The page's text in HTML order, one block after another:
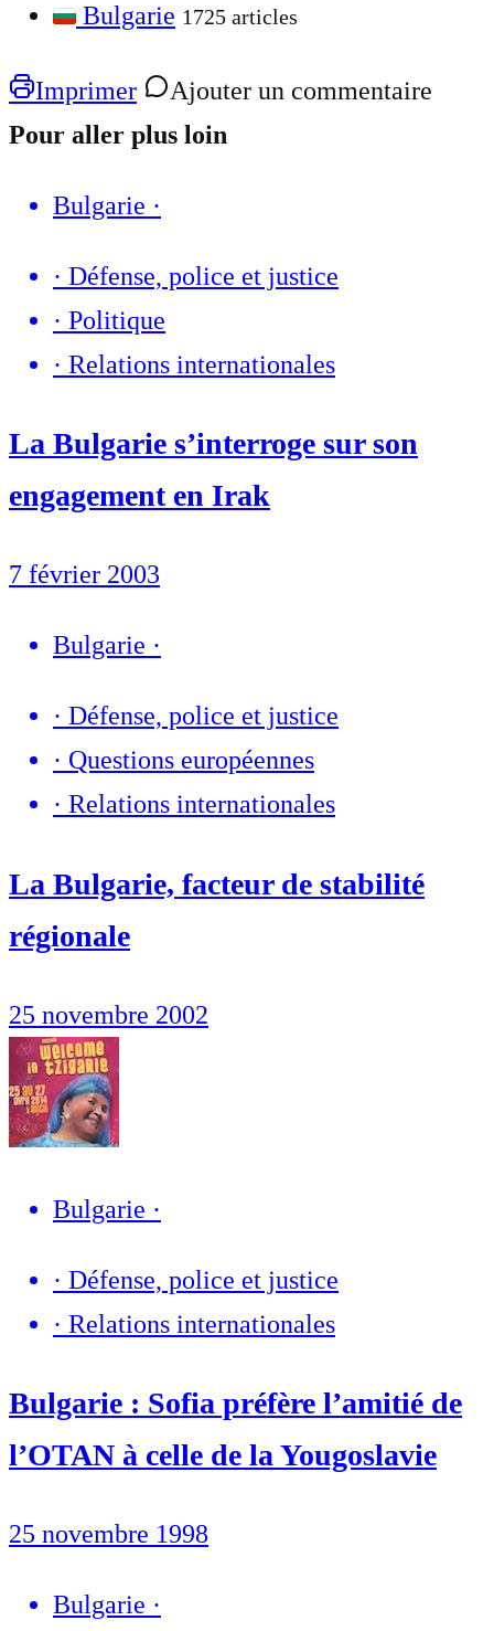
Bulgarie 1725 articles
Imprimer
Ajouter un commentaire
Pour aller plus loin
Bulgarie ·
· Défense, police et justice
· Politique
· Relations internationales
La Bulgarie s’interroge sur son
engagement en Irak
7 février 2003
Bulgarie ·
· Défense, police et justice
· Questions européennes
· Relations internationales
La Bulgarie, facteur de stabilité
régionale
25 novembre 2002
Bulgarie ·
· Défense, police et justice
· Relations internationales
Bulgarie : Sofia préfère l’amitié de
l’OTAN à celle de la Yougoslavie
25 novembre 1998
Bulgarie ·